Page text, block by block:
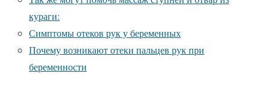
кураги:
Симптомы отеков рук у беременных
Почему возникают отеки пальцев рук при
беременности